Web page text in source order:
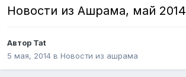
Новости из Ашрама, май 2014
Автор Tat
5 мая, 2014 в Новости из ашрама